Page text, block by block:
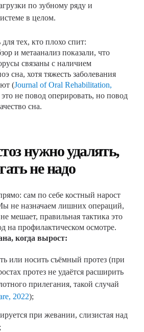
по зубному ряду и
в целом.
тех, кто плохо спит:
и метаанализ показали, что
связаны с наличием
сна, хотя тяжесть заболевания
(Journal of Oral Rehabilitation,
не повод оперировать, но повод
сна.
нужно удалять,
не надо
сам по себе костный нарост
не назначаем лишних операций,
мешает, правильная тактика это
на профилактическом осмотре.
когда вырост:
или носить съёмный протез (при
протез не удаётся расширить
прилегания, такой случай
2022);
при жевании, слизистая над